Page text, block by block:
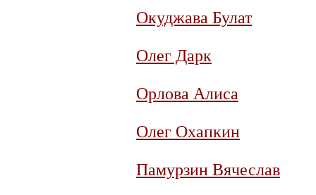
Окуджава Булат
Олег Дарк
Орлова Алиса
Олег Охапкин
Памурзин Вячеслав